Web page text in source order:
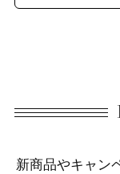
新商品やキャン